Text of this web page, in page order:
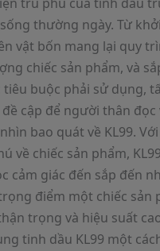
thường ngày. Từ
vật bốn mang lại quy
chiếc sản phẩm, và
tiêu buộc phải sử dụng,
cập để người thân đọc
bao quát về KL99.
về chiếc sản phẩm,
cảm giác đến sắp đến
điểm một chiếc sản
trọng và hiệu suất
tinh dầu KL99 một